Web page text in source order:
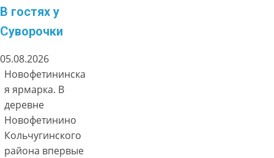
В гостях у
Суворочки
05.08.2026
Новофетининска
я ярмарка. В
деревне
Новофетинино
Кольчугинского
района впервые